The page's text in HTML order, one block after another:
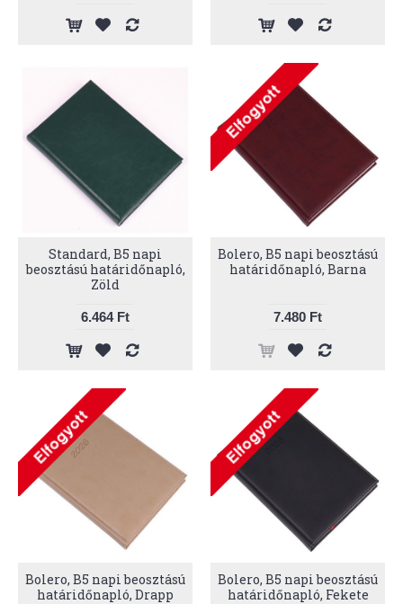
Standard, B5 napi
beosztású határidőnapló,
Zöld
6.464 Ft
Bolero, B5 napi beosztású
határidőnapló, Barna
7.480 Ft
Bolero, B5 napi beosztású
határidőnapló, Drapp
Bolero, B5 napi beosztású
határidőnapló, Fekete